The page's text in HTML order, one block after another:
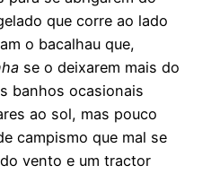
que corre ao lado
o bacalhau que,
se o deixarem mais do
banhos ocasionais
ao sol, mas pouco
campismo que mal se
vento e um tractor